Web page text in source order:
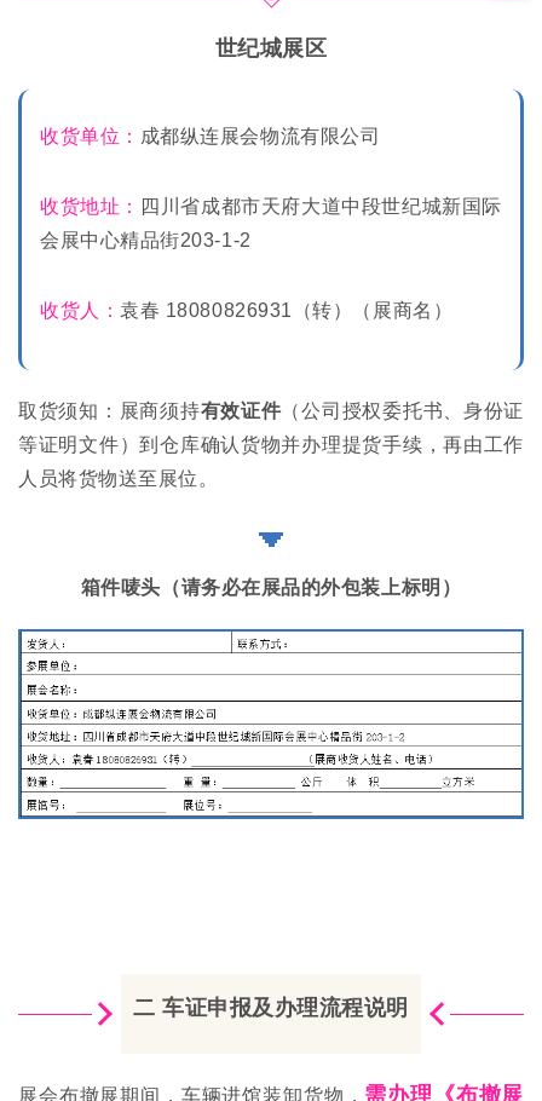
世纪城展区
收货单位： 成都纵连展会物流有限公司
收货地址：
四川省成都市天府大道中段世纪城新国际
会展中心精品街203-1-2
收货人： 袁春 18080826931（转）（展商名）
取货须知：展商须持有效证件 （公司授权委托书、身份证
等证明文件）到仓库确认货物并办理提货手续，再由工作
人员将货物送至展位。
箱件唛头（请务必在展品的外包装上标明）
二 车证申报及办理流程说明
展会布撤展期间，车辆进馆装卸货物， 需办理《布撤展